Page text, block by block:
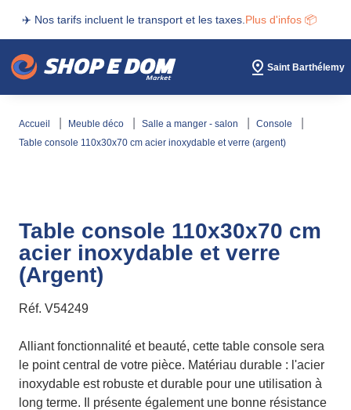
✈️ Nos tarifs incluent le transport et les taxes. Plus d'infos 📦
Saint Barthélemy
accueil meuble déco salle a manger - salon
console
table console 110x30x70 cm acier inoxydable et verre (argent)
Table console 110x30x70 cm
acier inoxydable et verre
(Argent)
Réf. V54249
Alliant fonctionnalité et beauté, cette table console sera
le point central de votre pièce. Matériau durable : l'acier
inoxydable est robuste et durable pour une utilisation à
long terme. Il présente également une bonne résistance